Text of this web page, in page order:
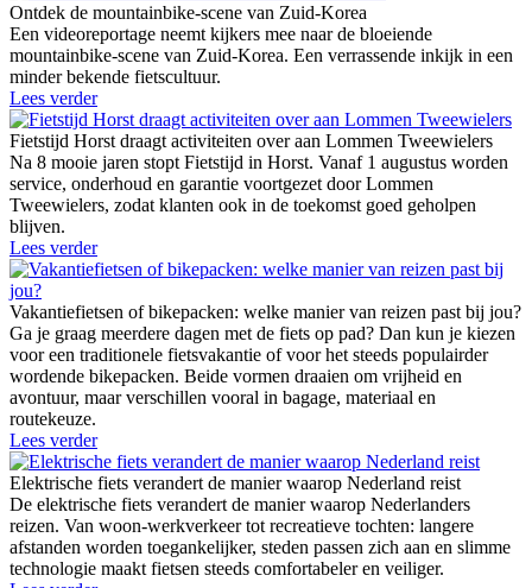
Ontdek de mountainbike-scene van Zuid-Korea
Een videoreportage neemt kijkers mee naar de bloeiende
mountainbike-scene van Zuid-Korea. Een verrassende inkijk in een
minder bekende fietscultuur.
Lees verder
Fietstijd Horst draagt activiteiten over aan Lommen Tweewielers
Na 8 mooie jaren stopt Fietstijd in Horst. Vanaf 1 augustus worden
service, onderhoud en garantie voortgezet door Lommen
Tweewielers, zodat klanten ook in de toekomst goed geholpen
blijven.
Lees verder
Vakantiefietsen of bikepacken: welke manier van reizen past bij jou?
Ga je graag meerdere dagen met de fiets op pad? Dan kun je kiezen
voor een traditionele fietsvakantie of voor het steeds populairder
wordende bikepacken. Beide vormen draaien om vrijheid en
avontuur, maar verschillen vooral in bagage, materiaal en
routekeuze.
Lees verder
Elektrische fiets verandert de manier waarop Nederland reist
De elektrische fiets verandert de manier waarop Nederlanders
reizen. Van woon-werkverkeer tot recreatieve tochten: langere
afstanden worden toegankelijker, steden passen zich aan en slimme
technologie maakt fietsen steeds comfortabeler en veiliger.